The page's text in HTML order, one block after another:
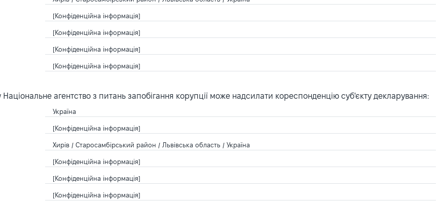
[Конфіденційна інформація]
[Конфіденційна інформація]
[Конфіденційна інформація]
[Конфіденційна інформація]
агентство з питань запобігання корупції може надсилати кореспонденцію суб'єкту декларування:
Україна
[Конфіденційна інформація]
Хирів / Старосамбірський район / Львівська область / Україна
[Конфіденційна інформація]
[Конфіденційна інформація]
[Конфіденційна інформація]